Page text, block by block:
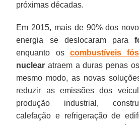
próximas décadas.
Em 2015, mais de 90% dos
energia se deslocaram para
enquanto os combustíveis
nuclear atraem a duras penas
mesmo modo, as novas
reduzir as emissões dos
produção industrial,
calefação e refrigeração de